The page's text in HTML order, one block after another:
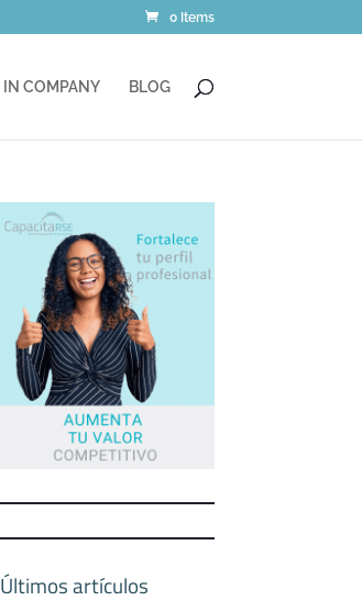
0 Items
IN COMPANY BLOG
Últimos artículos